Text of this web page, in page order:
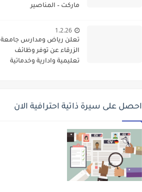
ماركت – المناصير
1.2.26
تعلن رياض ومدارس جامعة
الزرقاء عن توفر وظائف
تعليمية وادارية وخدماتية
احصل على سيرة ذاتية احترافية الان